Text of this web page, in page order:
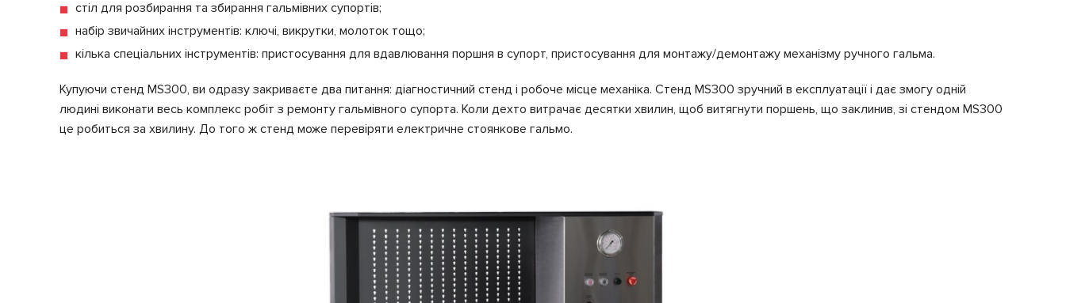
стіл для розбирання та збирання гальмівних супортів;
набір звичайних інструментів: ключі, викрутки, молоток тощо;
кілька спеціальних інструментів: пристосування для вдавлювання поршня в супорт, пристосування для монтажу/демонтажу механізму ручного гальма.
Купуючи стенд MS300, ви одразу закриваєте два питання: діагностичний стенд і робоче місце механіка. Стенд MS300 зручний в експлуатації і дає змогу одній
людині виконати весь комплекс робіт з ремонту гальмівного супорта. Коли дехто витрачає десятки хвилин, щоб витягнути поршень, що заклинив, зі стендом MS300
це робиться за хвилину. До того ж стенд може перевіряти електричне стоянкове гальмо.